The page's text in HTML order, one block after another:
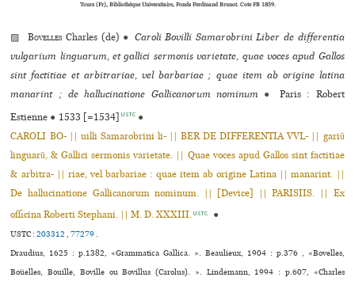
Tours (Fr), Bibliothèque Universitaire, Fonds Ferdinand Brunot. Cote FB 1859.
▨Bovelles Charles (de) ● Caroli Bovilli Samarobrini Liber de differentia
vulgarium linguarum, et gallici sermonis varietate, quae voces apud Gallos
sint factitiae et arbitrariae, vel barbariae ; quae item ab origine latina
manarint ; de hallucinatione Gallicanorum nominum ●
Paris : Robert
Estienne ● 1533 [=1534] USTC ●
CAROLI BO- || uilli Samarobrini li- || BER DE DIFFERENTIA VVL- || gariũ
linguarũ, & Gallici sermonis varietate. || Quae voces apud Gallos sint factitiae
& arbitra- || riae, vel barbariae : quae item ab origine Latina || manarint. ||
De hallucinatione Gallicanorum nominum. || [Device] || PARISIIS. || Ex
officina Roberti Stephani. || M. D. XXXIII. USTC ●
USTC :203312,77279.
Draudius, 1625 : p.1382, «Grammatica Gallica. ». Beaulieux, 1904 : p.376 , «Bovelles,
Boüelles, Bouille, Boville ou Bovillus (Carolus). ». Lindemann, 1994 : p.607, «Charles